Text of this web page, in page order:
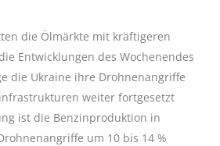
die Ölmärkte mit kräftigeren
Entwicklungen des Wochenendes
die Ukraine ihre Drohnenangriffe
weiter fortgesetzt
ist die Benzinproduktion in
um 10 bis 14 %